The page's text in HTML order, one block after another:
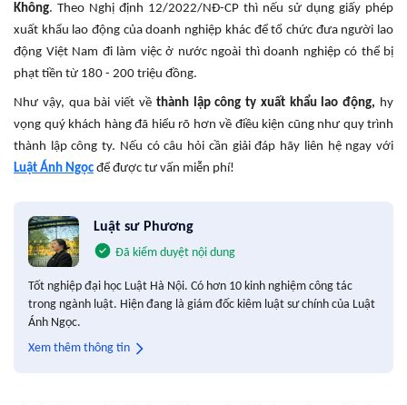
Không. Theo Nghị định 12/2022/NĐ-CP thì nếu sử dụng giấy phép
xuất khẩu lao động của doanh nghiệp khác để tổ chức đưa người lao
động Việt Nam đi làm việc ở nước ngoài thì doanh nghiệp có thể bị
phạt tiền từ 180 - 200 triệu đồng.
Như vậy, qua bài viết về thành lập công ty xuất khẩu lao động, hy
vọng quý khách hàng đã hiểu rõ hơn về điều kiện cũng như quy trình
thành lập công ty. Nếu có câu hỏi cần giải đáp hãy liên hệ ngay với
Luật Ánh Ngọc để được tư vấn miễn phí!
Luật sư Phương
Đã kiểm duyệt nội dung
Tốt nghiệp đại học Luật Hà Nội. Có hơn 10 kinh nghiệm công tác
trong ngành luật. Hiện đang là giám đốc kiêm luật sư chính của Luật
Ánh Ngọc.
Xem thêm thông tin